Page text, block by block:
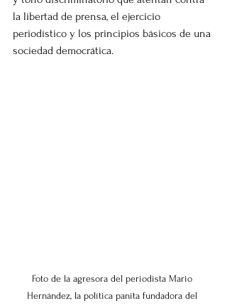
la libertad de prensa, el ejercicio
periodístico y los principios básicos de una
sociedad democrática.
Foto de la agresora del periodista Mario
Hernández, la política panita fundadora del